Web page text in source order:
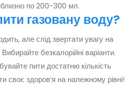
по 200-300 мл.
газовану воду?
але слід звертати увагу на
безкалорійні варіанти.
пити достатню кількість
своє здоров’я на належному рівні!